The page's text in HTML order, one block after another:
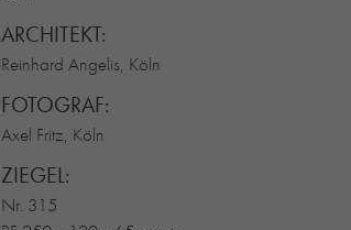
ARCHITEKT:
Reinhard Angelis, Köln
FOTOGRAF:
Axel Fritz, Köln
ZIEGEL:
Nr. 315